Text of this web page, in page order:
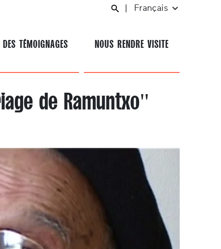
Français
DES TÉMOIGNAGES NOUS RENDRE VISITE
de Ramuntxo"